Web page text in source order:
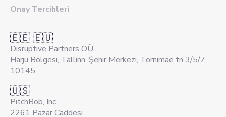
Onay Tercihleri
🇪🇪 🇪🇺
Disruptive Partners OÜ
Harju Bölgesi, Tallinn, Şehir Merkezi, Tornimäe tn 3/5/7,
10145
🇺🇸
PitchBob, Inc
2261 Pazar Caddesi